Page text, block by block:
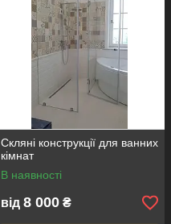
Скляні конструкції для ванних
кімнат
В наявності
від 8 000 ₴